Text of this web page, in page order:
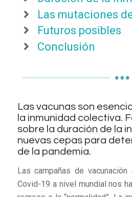
Las mutaciones
Futuros posibles
Conclusión
Las vacunas son
la inmunidad colectiva.
sobre la duración de la
nuevas cepas para
de la pandemia.
Las campañas de
Covid-19 a nivel mundial nos